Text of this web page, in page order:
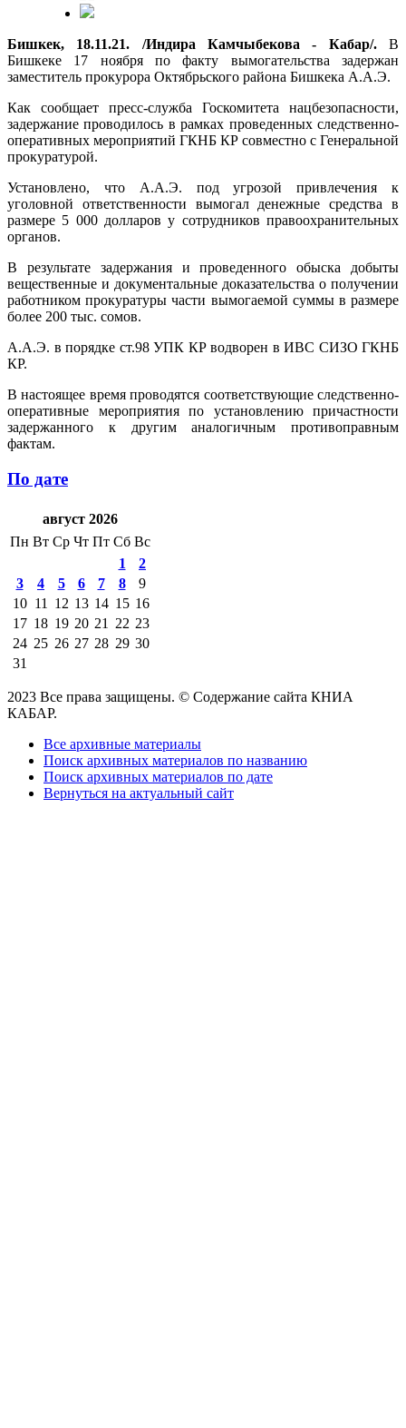
Бишкек, 18.11.21. /Индира Камчыбекова - Кабар/.В
Бишкеке 17 ноября по факту вымогательства задержан
заместитель прокурора Октябрьского района Бишкека А.А.Э.
Как сообщает пресс-служба Госкомитета нацбезопасности,
задержание проводилось в рамках проведенных следственно-
оперативных мероприятий ГКНБ КР совместно с Генеральной
прокуратурой.
Установлено, что А.А.Э. под угрозой привлечения к
уголовной ответственности вымогал денежные средства в
размере 5 000 долларов у сотрудников правоохранительных
органов.
В результате задержания и проведенного обыска добыты
вещественные и документальные доказательства о получении
работником прокуратуры части вымогаемой суммы в размере
более 200 тыс. сомов.
А.А.Э. в порядке ст.98 УПК КР водворен в ИВС СИЗО ГКНБ
КР.
В настоящее время проводятся соответствующие следственно-
оперативные мероприятия по установлению причастности
задержанного к другим аналогичным противоправным
фактам.
По дате
август 2026
Пн Вт Ср Чт Пт Сб Вс
1
2
3
4 5 6 7 8
9
10 11 12 13 14 15 16
17 18 19 20 21 22 23
24 25 26 27 28 29 30
31
2023 Все права защищены. © Содержание сайта КНИА
КАБАР.
Все архивные материалы
Поиск архивных материалов по названию
Поиск архивных материалов по дате
Вернуться на актуальный сайт